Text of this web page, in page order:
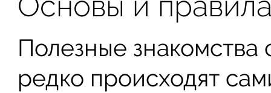
Полезные
редко происходят